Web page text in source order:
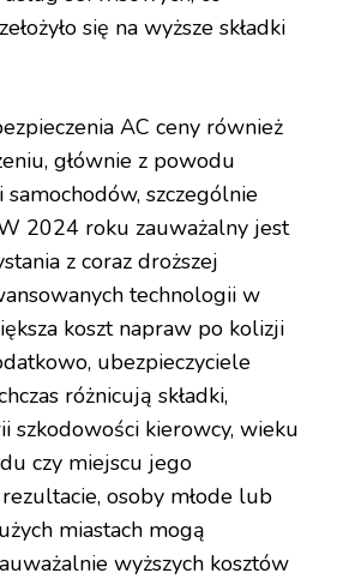
się na wyższe składki
AC ceny również
głównie z powodu
szczególnie
2024 roku zauważalny jest
z coraz droższej
technologii w
koszt napraw po kolizji
ubezpieczyciele
różnicują składki,
szkodowości kierowcy, wieku
czy miejscu jego
osoby młode lub
miastach mogą
wyższych kosztów